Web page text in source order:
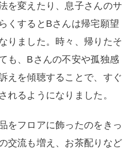
を変えたり、息子さんのサ
くするとBさんは帰宅願望
りました。時々、帰りたそ
も、Bさんの不安や孤独感
えを傾聴することで、すぐ
れるようになりました。
をフロアに飾ったのをきっ
交流も増え、お茶配りなど